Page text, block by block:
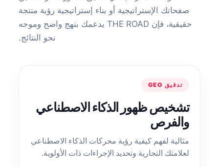
صفحاتك الإستراتيجية أو بناء إستراتيجية رؤية منتجة
حقيقية، فإن THE ROAD يدعمك بنهج واضح وموجه
نحو النتائج.
تدقيق GEO
تشخيص ظهور الذكاء الاصطناعي
والفرص
مثالية لفهم كيفية رؤية محركات الذكاء الاصطناعي
لعلامتك التجارية وتحديد الإجراءات ذات الأولوية.